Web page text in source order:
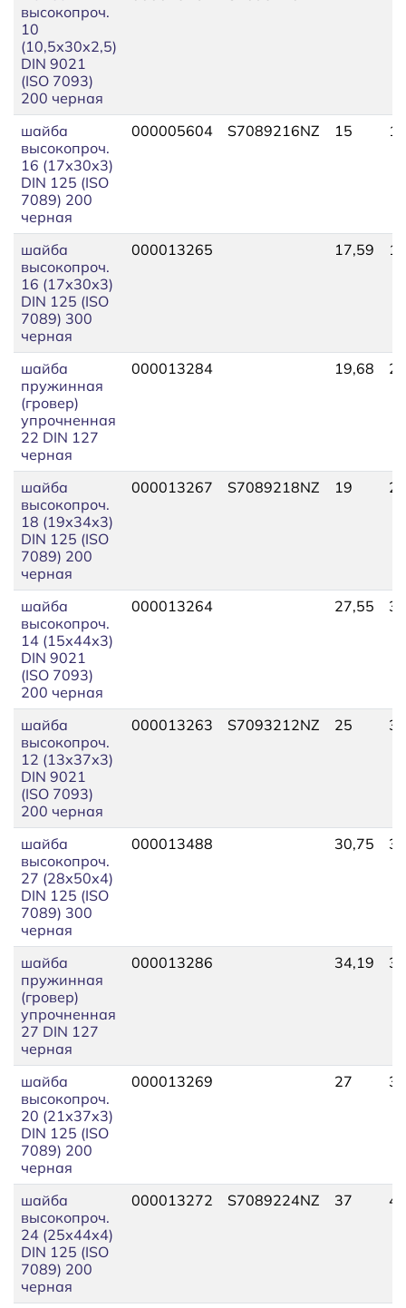
высокопроч.
10
(10,5х30х2,5)
DIN 9021
(ISO 7093)
200 черная
шайба
высокопроч.
16 (17х30х3)
DIN 125 (ISO
7089) 200
черная
000005604 S7089216NZ 15
шайба
высокопроч.
16 (17х30х3)
DIN 125 (ISO
7089) 300
черная
000013265 17,59
шайба
пружинная
(гровер)
упрочненная
22 DIN 127
черная
000013284 19,68
шайба
высокопроч.
18 (19х34х3)
DIN 125 (ISO
7089) 200
черная
000013267 S7089218NZ 19
шайба
высокопроч.
14 (15х44х3)
DIN 9021
(ISO 7093)
200 черная
000013264 27,55
шайба
высокопроч.
12 (13х37х3)
DIN 9021
(ISO 7093)
200 черная
000013263 S7093212NZ 25
шайба
высокопроч.
27 (28х50х4)
DIN 125 (ISO
7089) 300
черная
000013488 30,75
шайба
пружинная
(гровер)
упрочненная
27 DIN 127
черная
000013286 34,19
шайба
высокопроч.
20 (21х37х3)
DIN 125 (ISO
7089) 200
черная
000013269 27
шайба
высокопроч.
24 (25х44х4)
DIN 125 (ISO
7089) 200
черная
000013272 S7089224NZ 37